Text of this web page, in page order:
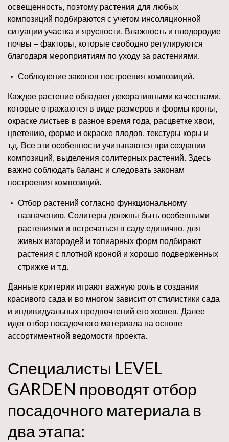
освещенность, поэтому растения для любых
композиций подбираются с учетом инсоляционной
ситуации участка и ярусности. Влажность и плодородие
почвы – факторы, которые свободно регулируются
благодаря мероприятиям по уходу за растениями.
Соблюдение законов построения композиций.
Каждое растение обладает декоративными качествами,
которые отражаются в виде размеров и формы кроны,
окраске листьев в разное время года, расцветке хвои,
цветению, форме и окраске плодов, текстуры коры и
т.д. Все эти особенности учитываются при создании
композиций, выделения солитерных растений. Здесь
важно соблюдать баланс и следовать законам
построения композиций.
Отбор растений согласно функциональному
назначению. Солитеры должны быть особенными
растениями и встречаться в саду единично. для
живых изгородей и топиарных форм подбирают
растения с плотной кроной и хорошо подверженных
стрижке и т.д.
Данные критерии играют важную роль в создании
красивого сада и во многом зависит от стилистики сада
и индивидуальных предпочтений его хозяев. Далее
идет отбор посадочного материала на основе
ассортиментной ведомости проекта.
Специалисты LEVEL
GARDEN проводят отбор
посадочного материала в
два этапа: